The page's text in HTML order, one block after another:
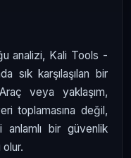
analizi, Kali Tools -
sık karşılaşılan bir
veya yaklaşım,
toplamasına değil,
anlamlı bir güvenlik
olur.